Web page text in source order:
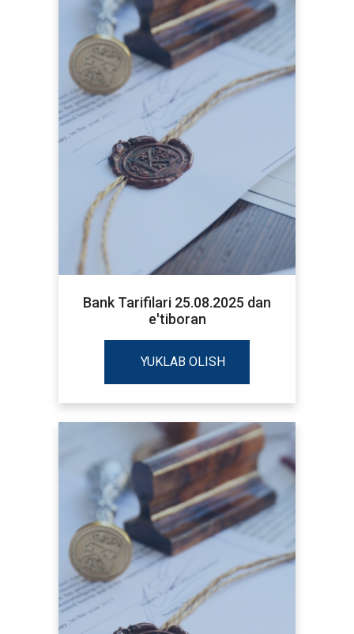
Bank Tarifilari 25.08.2025 dan
e'tiboran
YUKLAB OLISH